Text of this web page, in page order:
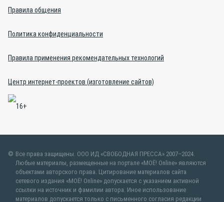
Правила общения
Политика конфиденциальности
Правила применения рекомендательных технологий
Центр интернет-проектов (изготовление сайтов)
Все права защищены. ООО ИД «СВОБОДНАЯ ПРЕССА» 2007–2024.
Любые материалы, размещенные на портале «МОЁ! Online» являются
объектами авторского права. Цитирование материалов сайта
сетевого издания «МОЁ! Online» допускается с указанием активной
ссылки на источник и фамилии автора. Иное использование
материалов допускается только с письменного согласия редакции